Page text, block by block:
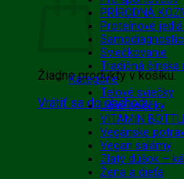
Žiadne produkty v košíku.
Vrátiť sa do obchodu
PRÍRODNÁ
Proteínové
Sviečkovanie
Tradičná čínska
Kategórie
Telové sviečky
Ušné sviečky
VITAMIN
Vegánske
Vegan salámy
Zlatý dúšok –
Žena a dieťa